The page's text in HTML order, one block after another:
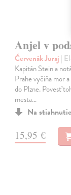
Anjel v
Červenák Juraj |
Kapitán Stein a
Prahe vyčíňa mor
do Plzne. Povesť
mesta…
Na
15,95 €